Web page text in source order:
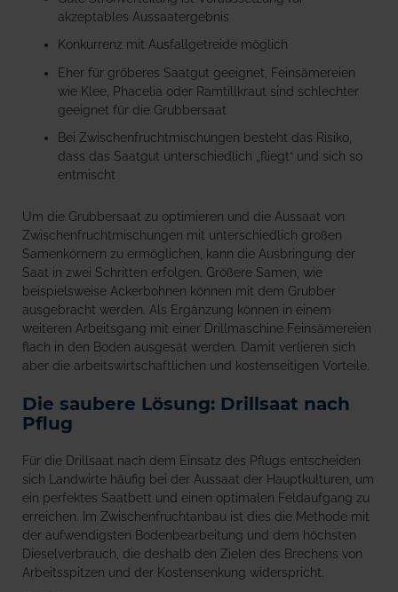
akzeptables Aussaatergebnis
Konkurrenz mit Ausfallgetreide möglich
Eher für gröberes Saatgut geeignet, Feinsämereien
wie Klee, Phacelia oder Ramtillkraut sind schlechter
geeignet für die Grubbersaat
Bei Zwischenfruchtmischungen besteht das Risiko,
dass das Saatgut unterschiedlich „fliegt“ und sich so
entmischt
Um die Grubbersaat zu optimieren und die Aussaat von
Zwischenfruchtmischungen mit unterschiedlich großen
Samenkörnern zu ermöglichen, kann die Ausbringung der
Saat in zwei Schritten erfolgen. Größere Samen, wie
beispielsweise Ackerbohnen können mit dem Grubber
ausgebracht werden. Als Ergänzung können in einem
weiteren Arbeitsgang mit einer Drillmaschine Feinsämereien
flach in den Boden ausgesät werden. Damit verlieren sich
aber die arbeitswirtschaftlichen und kostenseitigen Vorteile.
Die saubere Lösung: Drillsaat nach
Pflug
Für die Drillsaat nach dem Einsatz des Pflugs entscheiden
sich Landwirte häufig bei der Aussaat der Hauptkulturen, um
ein perfektes Saatbett und einen optimalen Feldaufgang zu
erreichen. Im Zwischenfruchtanbau ist dies die Methode mit
der aufwendigsten Bodenbearbeitung und dem höchsten
Dieselverbrauch, die deshalb den Zielen des Brechens von
Arbeitsspitzen und der Kostensenkung widerspricht.